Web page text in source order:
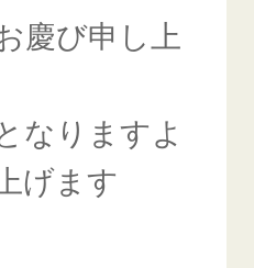
慶び申し上
なりますよ
げます